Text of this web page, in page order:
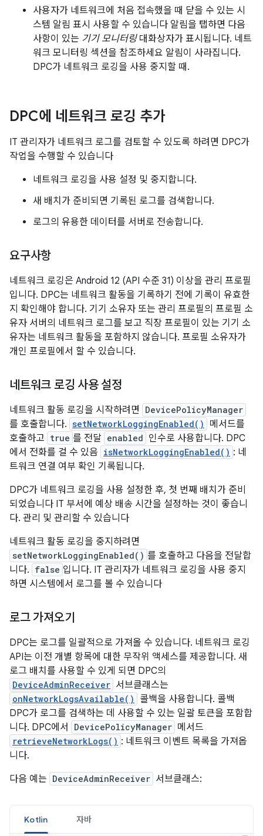
사용자가 네트워크에 처음 접속했을 때 닫을 수 있는 시
스템 알림 표시 사용할 수 있습니다 알림을 탭하면 다음
사항이 있는 기기 모니터링대화상자가 표시됩니다. 네트
워크 모니터링 섹션을 참조하세요 알림이 사라집니다.
DPC가 네트워크 로깅을 사용 중지할 때.
DPC에 네트워크 로깅 추가
IT 관리자가 네트워크 로그를 검토할 수 있도록 하려면 DPC가
작업을 수행할 수 있습니다
네트워크 로깅을 사용 설정 및 중지합니다.
새 배치가 준비되면 기록된 로그를 검색합니다.
로그의 유용한 데이터를 서버로 전송합니다.
요구사항
네트워크 로깅은 Android 12 (API 수준 31) 이상을 관리 프로필
입니다. DPC는 네트워크 활동을 기록하기 전에 기록이 유효한
지 확인해야 합니다. 기기 소유자 또는 관리 프로필의 프로필 소
유자 서버의 네트워크 로그를 보고 직장 프로필이 있는 기기 소
유자는 네트워크 활동을 포함하지 않습니다. 프로필 소유자가
개인 프로필에서 할 수 있습니다.
네트워크 로깅 사용 설정
네트워크 활동 로깅을 시작하려면 DevicePolicyManager
를 호출합니다. setNetworkLoggingEnabled()
메서드를
호출하고 true 를 전달 enabled 인수로 사용합니다. DPC
에서 전화를 걸 수 있음 isNetworkLoggingEnabled() : 네
트워크 연결 여부 확인 기록됩니다.
DPC가 네트워크 로깅을 사용 설정한 후, 첫 번째 배치가 준비
되었습니다 IT 부서에 예상 배송 시간을 설정하는 것이 좋습니
다. 관리 및 관리할 수 있습니다
네트워크 활동 로깅을 중지하려면
setNetworkLoggingEnabled() 를 호출하고 다음을 전달합
니다. false 입니다. IT 관리자가 네트워크 로깅을 사용 중지
하면 시스템에서 로그를 볼 수 있습니다
로그 가져오기
DPC는 로그를 일괄적으로 가져올 수 있습니다. 네트워크 로깅
API는 이전 개별 항목에 대한 무작위 액세스를 제공합니다. 새
로그 배치를 사용할 수 있게 되면 DPC의
DeviceAdminReceiver 서브클래스는
onNetworkLogsAvailable()
콜백을 사용합니다. 콜백
DPC가 로그를 검색하는 데 사용할 수 있는 일괄 토큰을 포함합
니다. DPC에서
DevicePolicyManager 메서드
retrieveNetworkLogs() : 네트워크 이벤트 목록을 가져옵
니다.
다음 예는 DeviceAdminReceiver 서브클래스:
Kotlin 자바